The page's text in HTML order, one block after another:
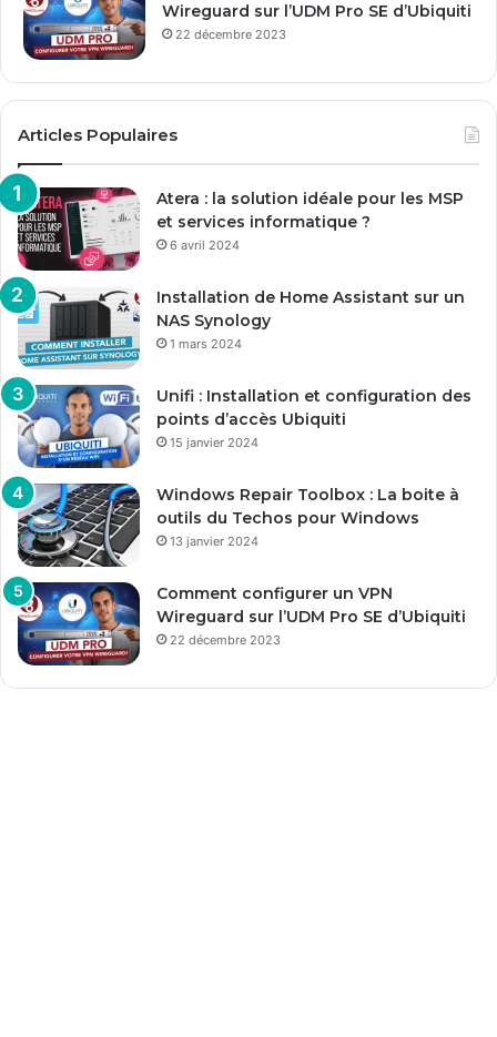
Wireguard sur l’UDM Pro SE d’Ubiquiti
22 décembre 2023
Articles Populaires
Atera : la solution idéale pour les MSP
et services informatique ?
6 avril 2024
Installation de Home Assistant sur un
NAS Synology
1 mars 2024
Unifi : Installation et configuration des
points d’accès Ubiquiti
15 janvier 2024
Windows Repair Toolbox : La boite à
outils du Techos pour Windows
13 janvier 2024
Comment configurer un VPN
Wireguard sur l’UDM Pro SE d’Ubiquiti
22 décembre 2023